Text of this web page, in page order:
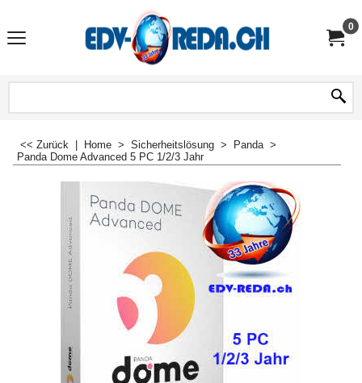
0
<< Zurück Home > Sicherheitslösung > Panda>
Panda Dome Advanced 5 PC 1/2/3 Jahr